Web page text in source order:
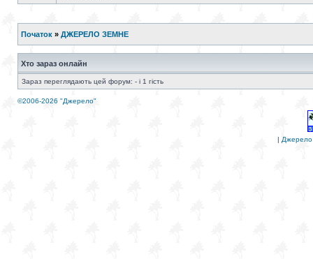
Початок » ДЖЕРЕЛО ЗЕМНЕ
Хто зараз онлайн
Зараз переглядають цей форум: - і 1 гість
©2006-2026 "Джерело"
| Джерело